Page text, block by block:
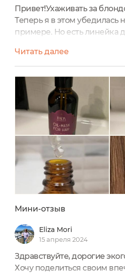
Привет!Ухаживать за
Теперь я в этом убедилась
примере. Но есть линейка
средств - Маска с
рассказывала ранее,
кожи головы RADA
₽Производитель:
вскрытия: 12
волос...
Читать далее
Мини-отзыв
Eliza Mori
15 апреля 2024
Здравствуйте, дорогие
Хочу поделиться своим